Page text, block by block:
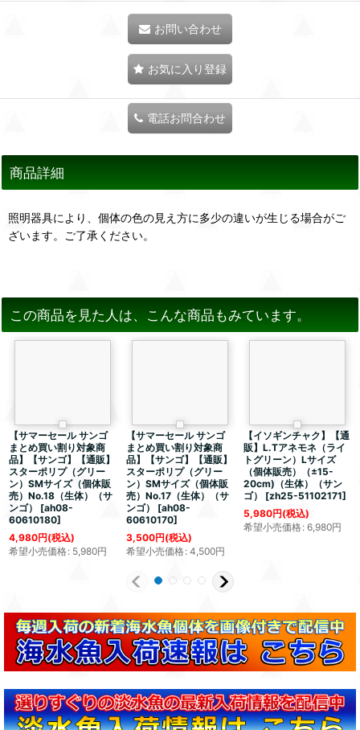
お問い合わせ
お気に入り登録
電話お問合わせ
商品詳細
照明器具により、個体の色の見え方に多少の違いが生じる場合がご
ざいます。ご了承ください。
この商品を見た人は、こんな商品もみています。
【サマーセール サンゴ
まとめ買い割り対象商
品】【サンゴ】【通販】
スターポリプ（グリー
ン）SMサイズ（個体販
売）No.18（生体）（サ
ンゴ）
[ah08-
60610180]
4,980円(税込)
希望小売価格: 5,980円
【サマーセール サンゴ
まとめ買い割り対象商
品】【サンゴ】【通販】
スターポリプ（グリー
ン）SMサイズ（個体販
売）No.17（生体）（サ
ンゴ）
[ah08-
60610170]
3,500円(税込)
希望小売価格: 4,500円
【イソギンチャク】【通
販】L.Tアネモネ（ライ
トグリーン）Lサイズ
（個体販売）（±15-
20cm)（生体）（サン
ゴ）
[zh25-51102171]
5,980円(税込)
希望小売価格: 6,980円